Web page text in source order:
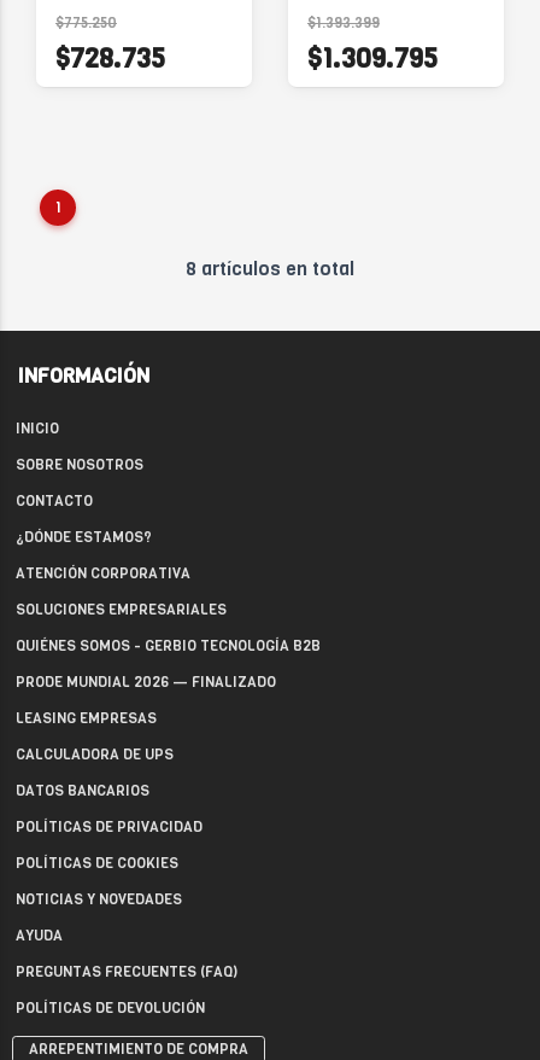
$775.250
$728.735
$1.393.399
$1.309.795
1
8 artículos en total
INFORMACIÓN
INICIO
SOBRE NOSOTROS
CONTACTO
¿DÓNDE ESTAMOS?
ATENCIÓN CORPORATIVA
SOLUCIONES EMPRESARIALES
QUIÉNES SOMOS - GERBIO TECNOLOGÍA B2B
PRODE MUNDIAL 2026 — FINALIZADO
LEASING EMPRESAS
CALCULADORA DE UPS
DATOS BANCARIOS
POLÍTICAS DE PRIVACIDAD
POLÍTICAS DE COOKIES
NOTICIAS Y NOVEDADES
AYUDA
PREGUNTAS FRECUENTES (FAQ)
POLÍTICAS DE DEVOLUCIÓN
ARREPENTIMIENTO DE COMPRA